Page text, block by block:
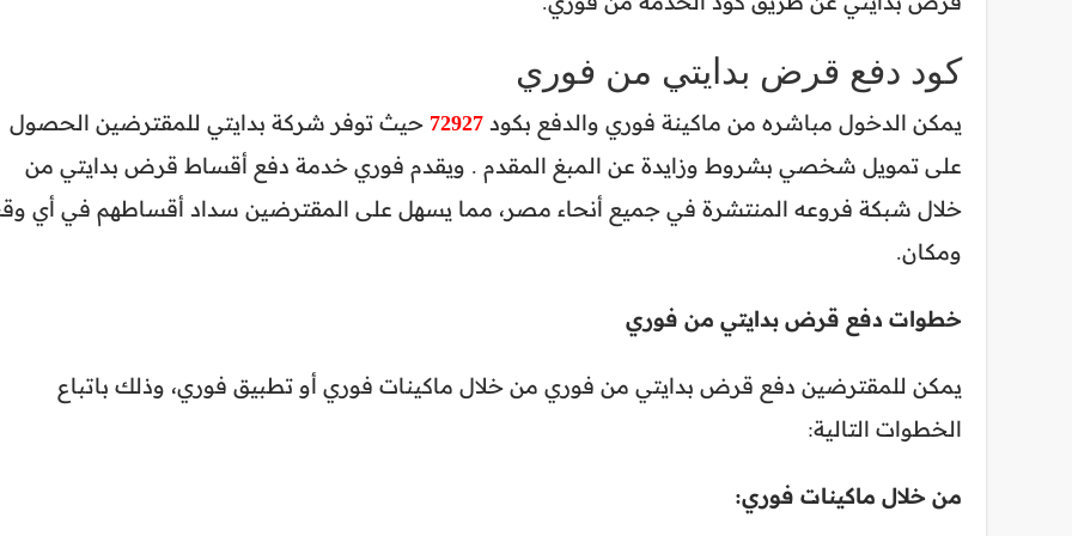
كود دفع قرض بدايتي من فوري
يمكن الدخول مباشره من ماكينة فوري والدفع بكود 72927 حيث توفر شركة بدايتي للمقترضين الحصول
على تمويل شخصي بشروط وزايدة عن المبغ المقدم . ويقدم فوري خدمة دفع أقساط قرض بدايتي من
خلال شبكة فروعه المنتشرة في جميع أنحاء مصر، مما يسهل على المقترضين سداد أقساطهم في أي
ومكان.
خطوات دفع قرض بدايتي من فوري
يمكن للمقترضين دفع قرض بدايتي من فوري من خلال ماكينات فوري أو تطبيق فوري، وذلك باتباع
الخطوات التالية:
من خلال ماكينات فوري: